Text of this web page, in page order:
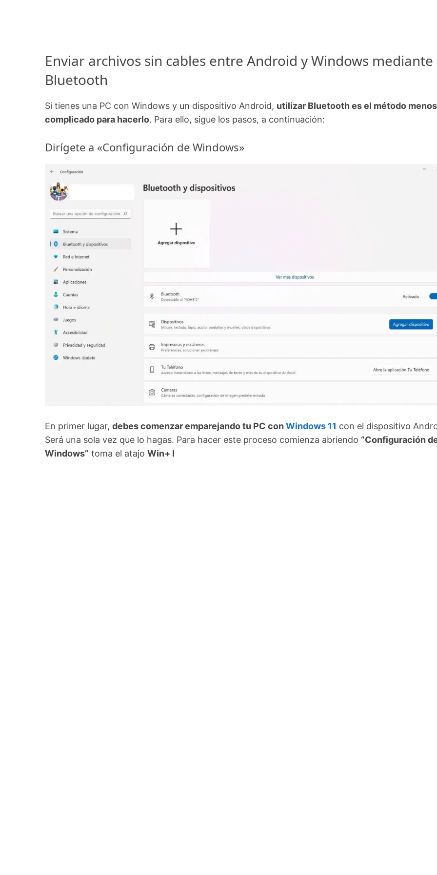
Enviar archivos sin cables entre Android y Windows mediante
Bluetooth
Si tienes una PC con Windows y un dispositivo Android, utilizar Bluetooth es el método menos
complicado para hacerlo. Para ello, sigue los pasos, a continuación:
Dirígete a «Configuración de Windows»
En primer lugar, debes comenzar emparejando tu PC con Windows 11 con el dispositivo
Será una sola vez que lo hagas. Para hacer este proceso comienza abriendo “Configuración
Windows” toma el atajo Win+ I